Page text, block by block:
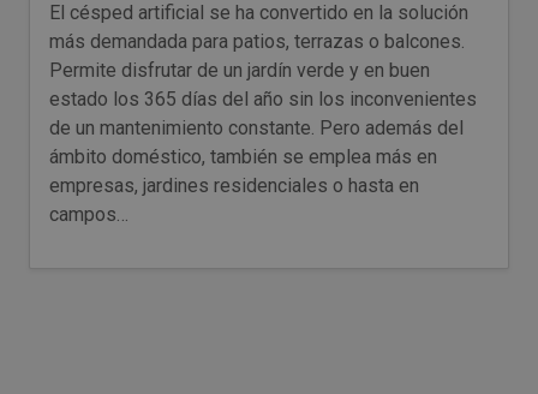
El césped artificial se ha convertido en la solución
más demandada para patios, terrazas o balcones.
Permite disfrutar de un jardín verde y en buen
estado los 365 días del año sin los inconvenientes
de un mantenimiento constante. Pero además del
ámbito doméstico, también se emplea más en
empresas, jardines residenciales o hasta en
campos…